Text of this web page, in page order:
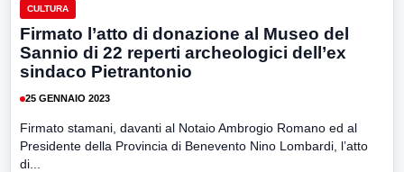
CULTURA
Firmato l’atto di donazione al Museo del
Sannio di 22 reperti archeologici dell’ex
sindaco Pietrantonio
25 GENNAIO 2023
Firmato stamani, davanti al Notaio Ambrogio Romano ed al
Presidente della Provincia di Benevento Nino Lombardi, l’atto
di...